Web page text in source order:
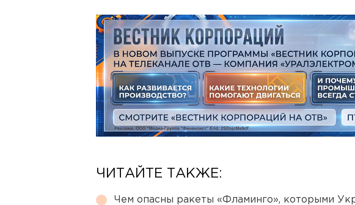
ЧИТАЙТЕ ТАКЖЕ:
Чем опасны ракеты «Фламинго», которыми